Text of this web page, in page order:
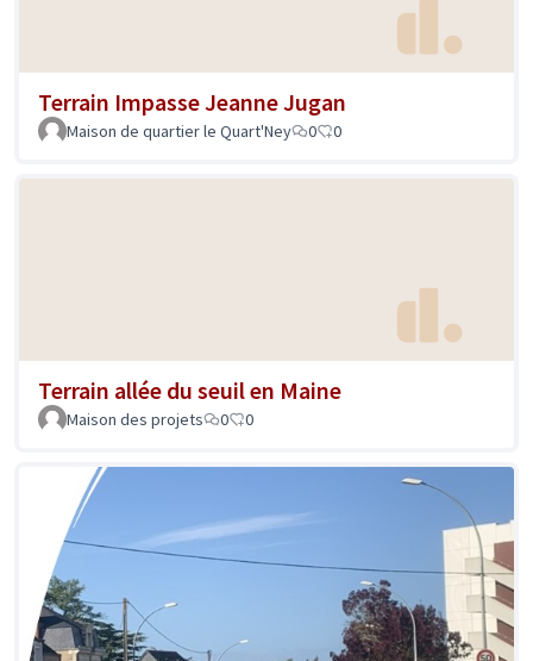
Terrain Impasse Jeanne Jugan
Maison de quartier le Quart'Ney 0 0
Terrain allée du seuil en Maine
Maison des projets 0 0